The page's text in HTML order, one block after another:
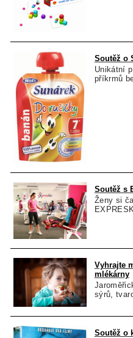
Soutěž o
Unikátní
příkrmů
Soutěž s
Ženy si
Vyhrajte
mlékárny
sýrů,
Soutěž o